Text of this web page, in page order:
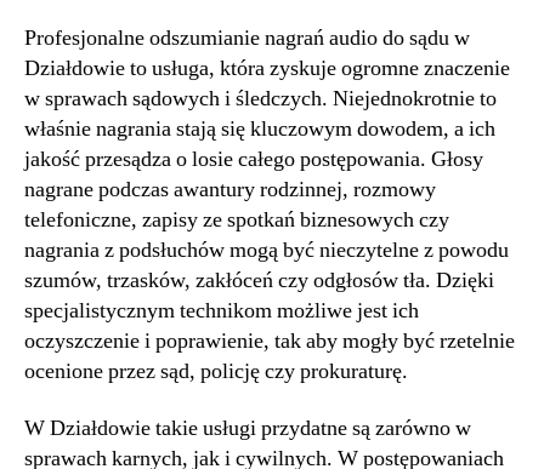
Profesjonalne odszumianie nagrań audio do sądu w
Działdowie to usługa, która zyskuje ogromne znaczenie
w sprawach sądowych i śledczych. Niejednokrotnie to
właśnie nagrania stają się kluczowym dowodem, a ich
jakość przesądza o losie całego postępowania. Głosy
nagrane podczas awantury rodzinnej, rozmowy
telefoniczne, zapisy ze spotkań biznesowych czy
nagrania z podsłuchów mogą być nieczytelne z powodu
szumów, trzasków, zakłóceń czy odgłosów tła. Dzięki
specjalistycznym technikom możliwe jest ich
oczyszczenie i poprawienie, tak aby mogły być rzetelnie
ocenione przez sąd, policję czy prokuraturę.
W Działdowie takie usługi przydatne są zarówno w
sprawach karnych, jak i cywilnych. W postępowaniach